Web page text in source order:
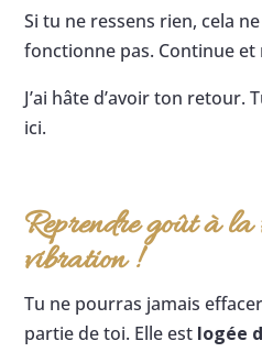
Si tu ne ressens rien, cela
fonctionne pas. Continue et
J’ai hâte d’avoir ton retour.
ici.
Reprendre goût à la
vibration !
Tu ne pourras jamais
partie de toi. Elle est logée